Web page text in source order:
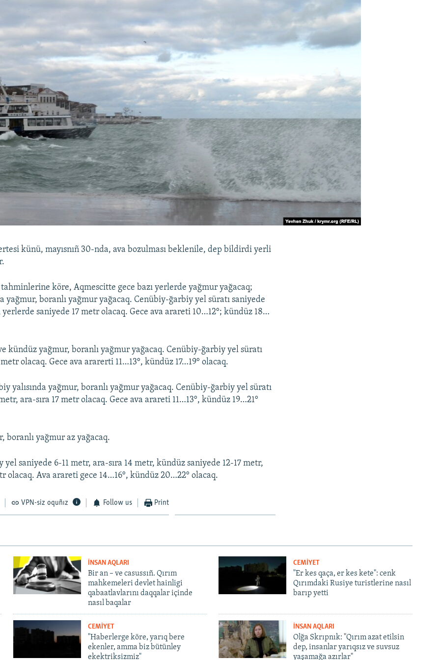
künü, mayısnıñ 30-nda, ava bozulması beklenile, dep bildirdi yerli
köre, Aqmescitte gece bazı yerlerde yağmur yağacaq;
yağmur, boranlı yağmur yağacaq. Cenübiy-ğarbiy yel süratı saniyede
yerlerde saniyede 17 metr olacaq. Gece ava arareti 10…12°; kündüz 18…
kündüz yağmur, boranlı yağmur yağacaq. Cenübiy-ğarbiy yel süratı
olacaq. Gece ava ararerti 11…13°, kündüz 17…19° olacaq.
yalısında yağmur, boranlı yağmur yağacaq. Cenübiy-ğarbiy yel süratı
ara-sıra 17 metr olacaq. Gece ava arareti 11…13°, kündüz 19…21°
boranlı yağmur az yağacaq.
saniyede 6-11 metr, ara-sıra 14 metr, kündüz saniyede 12-17 metr,
olacaq. Ava arareti gece 14…16°, kündüz 20…22° olacaq.
VPN-siz oquñız Follow us Print
İNSAN AQLARI
Bir an – ve casussıñ. Qırım
mahkemeleri devlet hainligi
qabaatlavlarını daqqalar içinde
nasıl baqalar
CEMİYET
"Er kes qaça, er kes kete": cenk
Qırımdaki Rusiye turistlerine nasıl
barıp yetti
CEMİYET
"Haberlerge köre, yarıq bere
ekenler, amma biz bütünley
ekektriksizmiz"
İNSAN AQLARI
Olğa Skrıpnık: "Qırım azat etilsin
dep, insanlar yarıqsız ve suvsuz
yaşamağa azırlar"